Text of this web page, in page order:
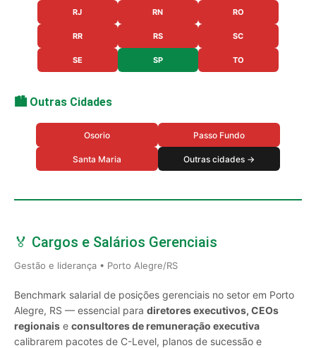
RJ RN RO
RR RS SC
SE SP TO
🏙️ Outras Cidades
Osorio Passo Fundo
Santa Maria Outras cidades →
🏅 Cargos e Salários Gerenciais
Gestão e liderança • Porto Alegre/RS
Benchmark salarial de posições gerenciais no setor em Porto
Alegre, RS — essencial para diretores executivos, CEOs
regionais e consultores de remuneração executiva
calibrarem pacotes de C-Level, planos de sucessão e